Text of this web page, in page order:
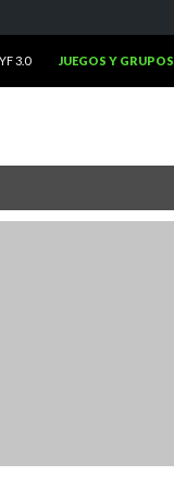
3.0 JUEGOS Y GRUPOS